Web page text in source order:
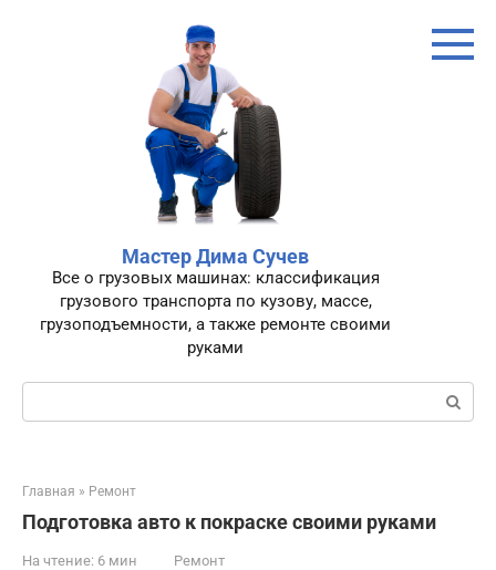
Мастер Дима Сучев
Все о грузовых машинах: классификация
грузового транспорта по кузову, массе,
грузоподъемности, а также ремонте своими
руками
Поиск:
Главная » Ремонт
Подготовка авто к покраске своими руками
На чтение: 6 мин Ремонт